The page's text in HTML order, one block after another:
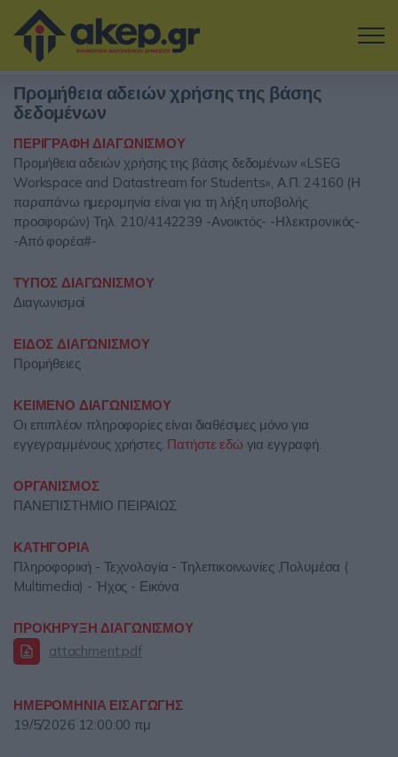
Μετάβαση στο κύριο περιεχόμενο
Η εταιρία
Αναζήτηση Διαγωνισμών
Δοκιμάστε την Υπηρεσία
Επικοινωνία
Σύνδεση
Είσοδος
Προμήθεια αδειών χρήσης της βάσης
δεδομένων
ΠΕΡΙΓΡΑΦΗ ΔΙΑΓΩΝΙΣΜΟΥ
Προμήθεια αδειών χρήσης της βάσης δεδομένων «LSEG
Workspace and Datastream for Students», Α.Π. 24160 (Η
παραπάνω ημερομηνία είναι για τη λήξη υποβολής
προσφορών) Τηλ. 210/4142239 -Ανοικτός- -Ηλεκτρονικός-
-Από φορέα#-
ΤΥΠΟΣ ΔΙΑΓΩΝΙΣΜΟΥ
Διαγωνισμοί
ΕΙΔΟΣ ΔΙΑΓΩΝΙΣΜΟΥ
Προμήθειες
ΚΕΙΜΕΝΟ ΔΙΑΓΩΝΙΣΜΟΥ
Οι επιπλέον πληροφορίες είναι διαθέσιμες μόνο για
εγγεγραμμένους χρήστες. Πατήστε εδώ για εγγραφή.
ΟΡΓΑΝΙΣΜΟΣ
ΠΑΝΕΠΙΣΤΗΜΙΟ ΠΕΙΡΑΙΩΣ
ΚΑΤΗΓΟΡΙΑ
Πληροφορική - Τεχνολογία - Τηλεπικοινωνίες ,Πολυμέσα (
Multimedia) - Ήχος - Εικόνα
ΠΡΟΚΗΡΥΞΗ ΔΙΑΓΩΝΙΣΜΟΥ
attachment.pdf
ΗΜΕΡΟΜΗΝΙΑ ΕΙΣΑΓΩΓΗΣ
19/5/2026 12:00:00 πμ